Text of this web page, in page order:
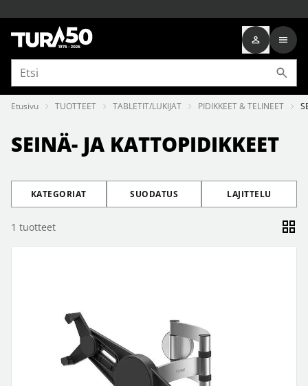
Etusivu TUOTTEET TABLETIT/LUKIJAT PIDIKKEET & TELINEET
SEINÄ- JA KATTOPIDIKKEET
KATEGORIAT SUODATUS LAJITTELU
1 tuotteet